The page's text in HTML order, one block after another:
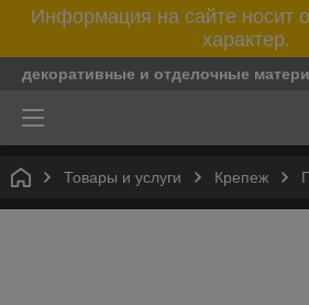
Информация на сайте носит
характер.
декоративные и отделочные
Товары и услуги Крепеж